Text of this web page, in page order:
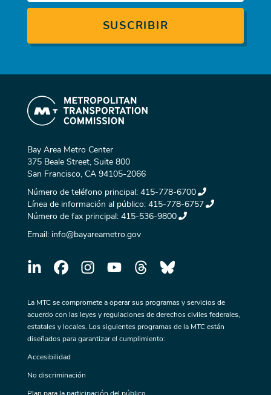
Bay Area Metro Center
375 Beale Street, Suite 800
San Francisco, CA 94105-2066
Número de teléfono principal: 415-778-6700
Línea de información al público: 415-778-6757
Número de fax principal: 415-536-9800
Email: info@bayareametro.gov
La MTC se compromete a operar sus programas y servicios de
acuerdo con las leyes y regulaciones de derechos civiles federales,
estatales y locales. Los siguientes programas de la MTC están
diseñados para garantizar el cumplimiento:
Accesibilidad
No discriminación